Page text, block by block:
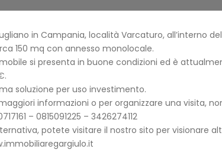
in Campania, località Varcaturo, all’interno
150 mq con annesso monolocale.
si presenta in buone condizioni ed è
soluzione per uso investimento.
informazioni o per organizzare una visita,
– 0815091225 – 3426274112
potete visitare il nostro sito per visionare